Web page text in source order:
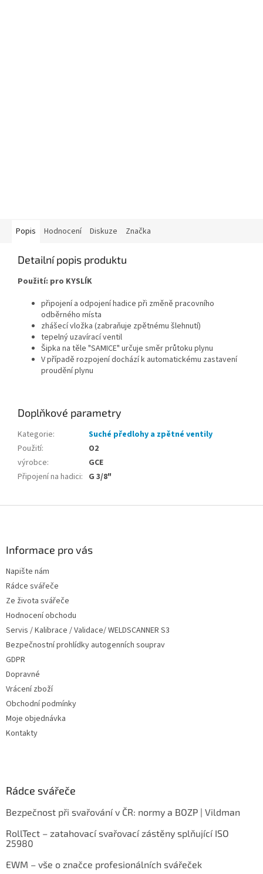
Popis Hodnocení Diskuze Značka
Detailní popis produktu
Použití: pro KYSLÍK
připojení a odpojení hadice při změně pracovního
odběrného místa
zhášecí vložka (zabraňuje zpětnému šlehnutí)
tepelný uzavírací ventil
Šipka na těle "SAMICE" určuje směr průtoku plynu
V případě rozpojení dochází k automatickému zastavení
proudění plynu
Doplňkové parametry
Kategorie:
Suché předlohy a zpětné ventily
Použití:
O2
výrobce:
GCE
Připojení na hadici: G 3/8"
Informace pro vás
Napište nám
Rádce svářeče
Ze života svářeče
Hodnocení obchodu
Servis / Kalibrace / Validace/ WELDSCANNER S3
Bezpečnostní prohlídky autogenních souprav
GDPR
Dopravné
Vrácení zboží
Obchodní podmínky
Moje objednávka
Kontakty
Rádce svářeče
Bezpečnost při svařování v ČR: normy a BOZP | Vildman
RollTect – zatahovací svařovací zástěny splňující ISO
25980
EWM – vše o značce profesionálních svářeček